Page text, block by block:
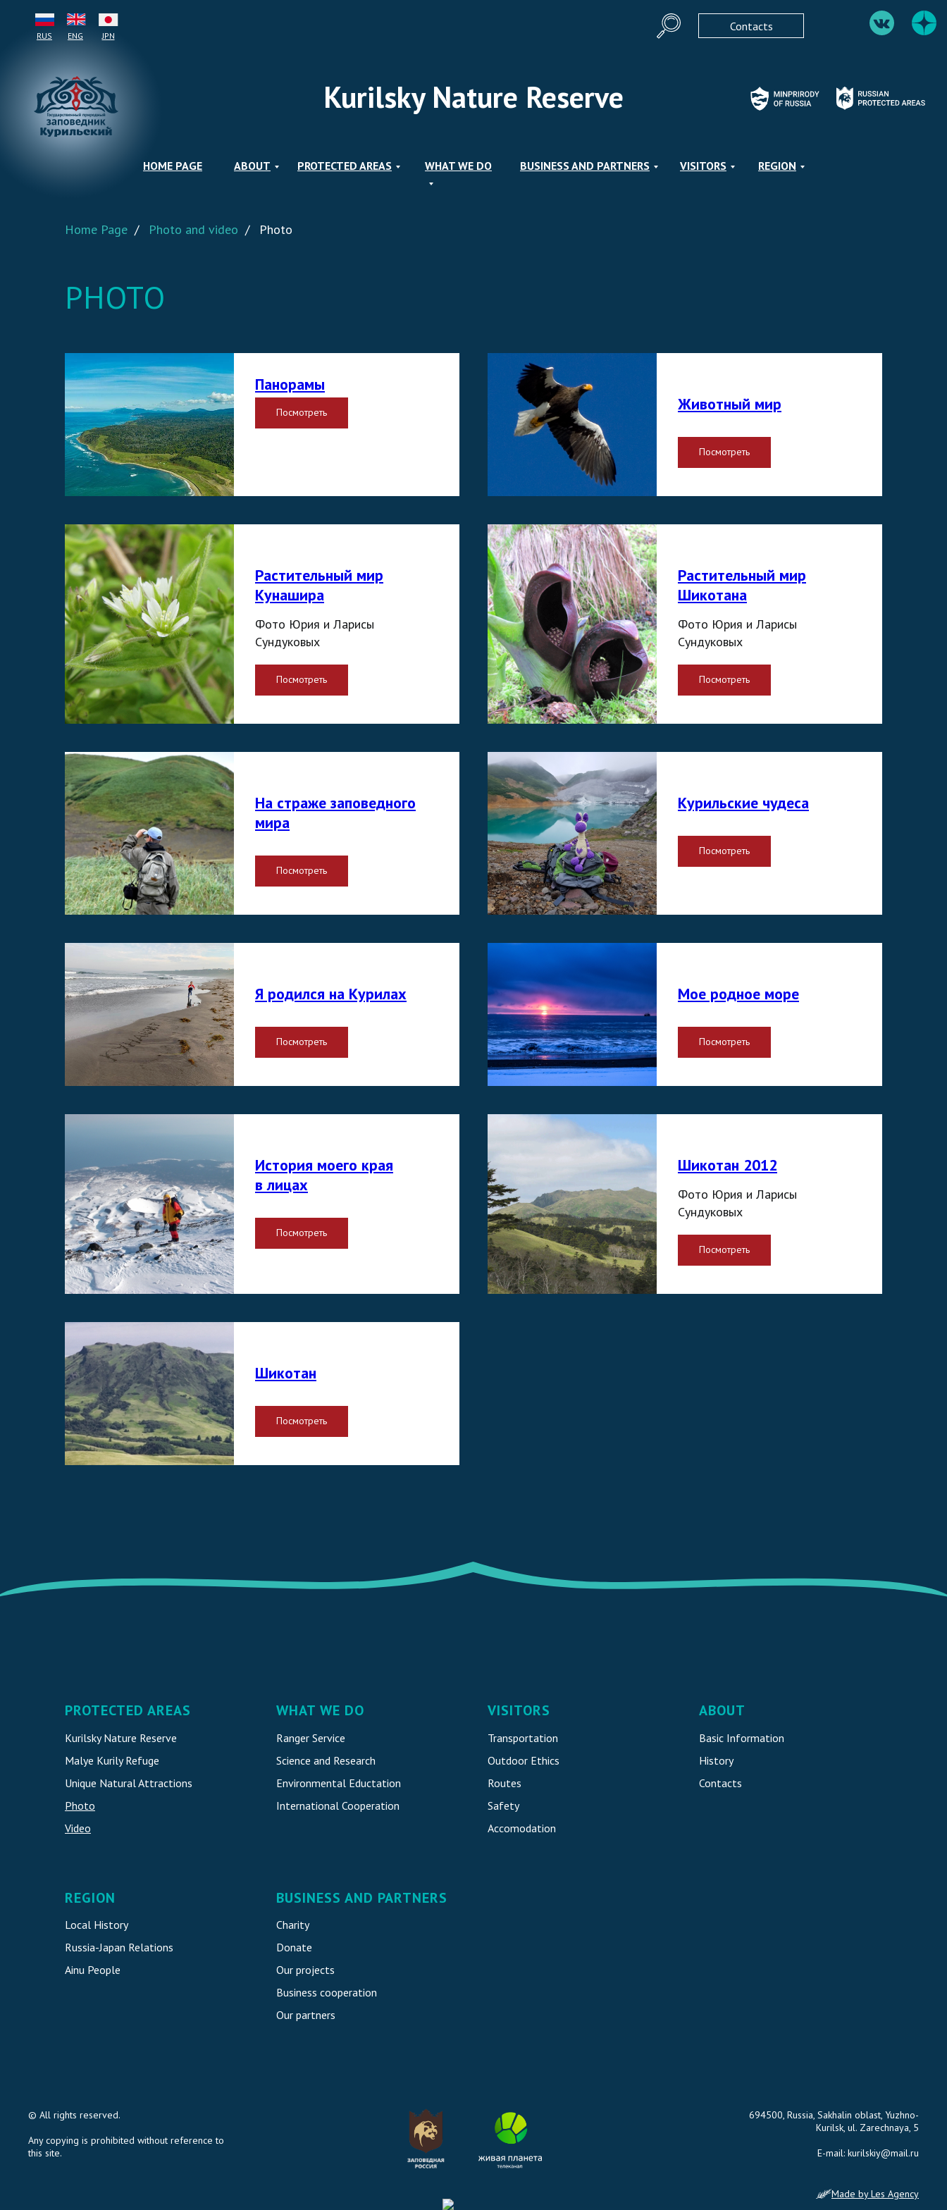
Kurilsky Nature Reserve
Contacts
RUS ENG JPN
HOME PAGE ABOUT PROTECTED AREAS WHAT WE DO BUSINESS AND PARTNERS VISITORS REGION
Home Page / Photo and video / Photo
PHOTO
Панорамы
Посмотреть Животный мир
Посмотреть
Растительный мир
Кунашира
Фото Юрия и Ларисы
Сундуковых
Посмотреть
Растительный мир
Шикотана
Фото Юрия и Ларисы
Сундуковых
Посмотреть
На страже заповедного
мира
Посмотреть
Курильские чудеса
Посмотреть
Я родился на Курилах
Посмотреть
Мое родное море
Посмотреть
История моего края
в лицах
Посмотреть
Шикотан 2012
Фото Юрия и Ларисы
Сундуковых
Посмотреть
Шикотан
Посмотреть
PROTECTED AREAS
Kurilsky Nature Reserve
Malye Kurily Refuge
Unique Natural Attractions
Photo
Video
WHAT WE DO
Ranger Service
Science and Research
Environmental Eductation
International Cooperation
VISITORS
Transportation
Outdoor Ethics
Routes
Safety
Accomodation
ABOUT
Basic Information
History
Contacts
REGION
Local History
Russia-Japan Relations
Ainu People
BUSINESS AND PARTNERS
Charity
Donate
Our projects
Business cooperation
Our partners
Made by Les Agency
© All rights reserved.
Any copying is prohibited without reference to
this site.
694500, Russia, Sakhalin oblast, Yuzhno-
Kurilsk, ul. Zarechnaya, 5
E-mail: kurilskiy@mail.ru